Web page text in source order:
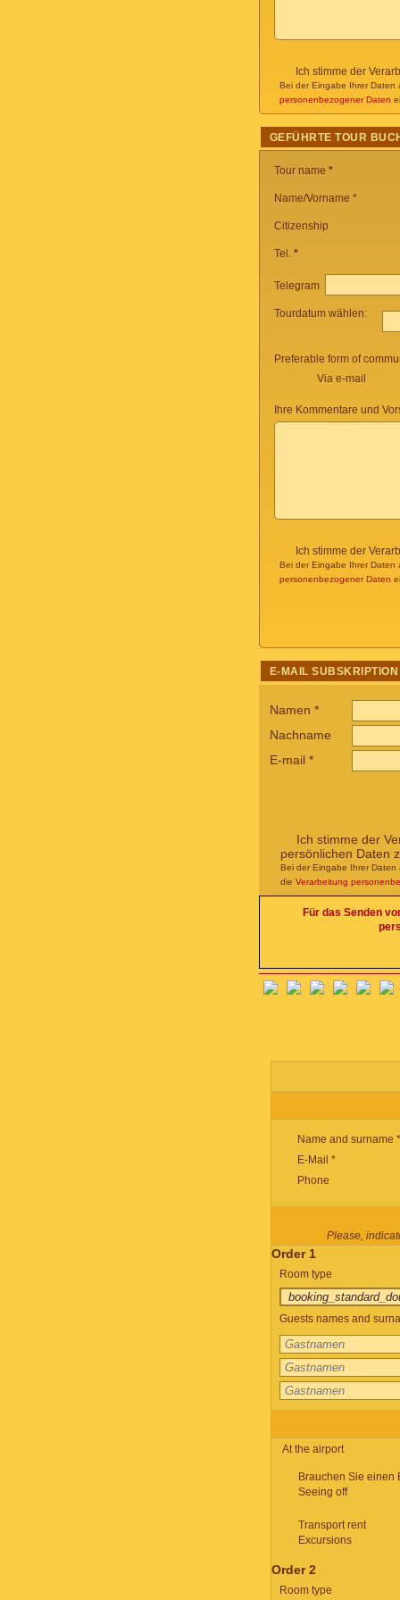
Ich stimme der
Bei der Eingabe Ihrer Daten
personenbezogener Daten
GEFÜHRTE TOUR
Tour name *
Name/Vorname *
Citizenship
Tel. *
Telegram
Tourdatum wählen:
Preferable form of
Via e-mail
Ihre Kommentare und
Ich stimme der
Bei der Eingabe Ihrer Daten
personenbezogener Daten
E-MAIL SUBSKRIPTION
Namen *
Nachname
E-mail *
Ich stimme der
persönlichen Daten
Bei der Eingabe Ihrer Daten
die Verarbeitung
Für das Senden
Name and surname *
E-Mail *
Phone
Please,
Order 1
Room type
Guests names and
At the airport
Brauchen Sie einen
Seeing off
Transport rent
Excursions
Order 2
Room type